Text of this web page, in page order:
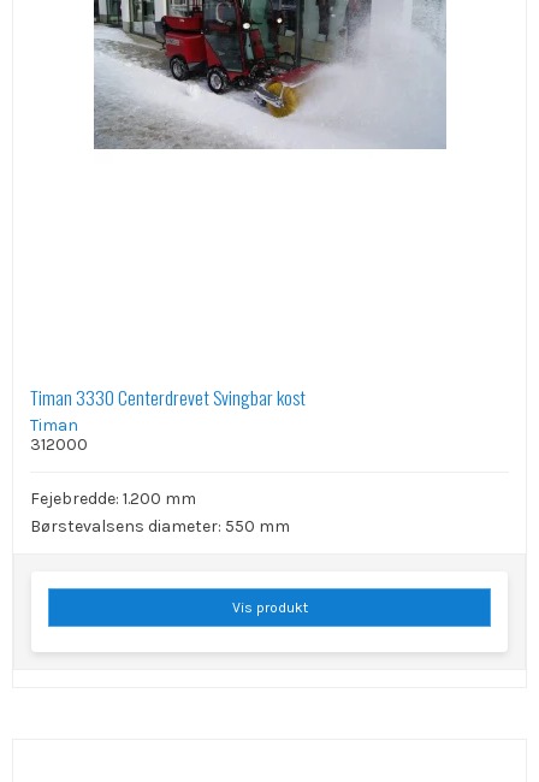
Timan 3330 Centerdrevet Svingbar kost
Timan
312000
Fejebredde: 1.200 mm
Børstevalsens diameter: 550 mm
Vis produkt